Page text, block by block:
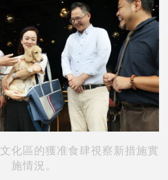
化區的獲准食肆視察新措施實
施情況。